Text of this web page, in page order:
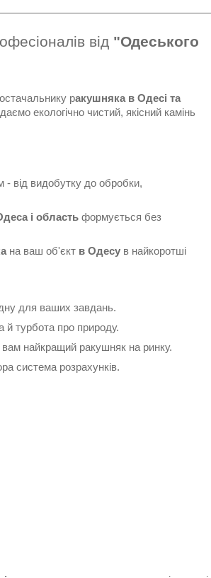
від "Одеського
ракушняка в Одесі та
екологічно чистий, якісний камінь
від видобутку до обробки,
і область формується без
на ваш об'єкт в Одесу в найкоротші
для ваших завдань.
турбота про природу.
найкращий ракушняк на ринку.
система розрахунків.